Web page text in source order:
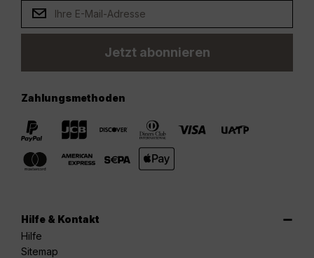
Jetzt abonnieren
Zahlungsmethoden
Hilfe & Kontakt
Hilfe
Sitemap